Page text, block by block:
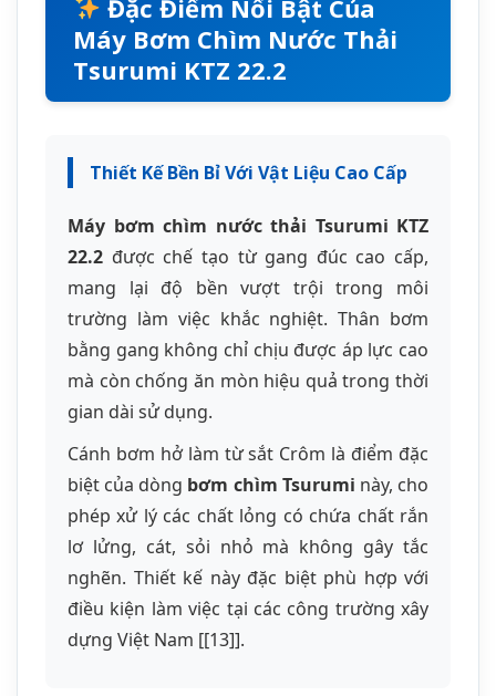
trường làm việc khắc nghiệt. Thân bơm
bằng gang không chỉ chịu được áp lực cao
mà còn chống ăn mòn hiệu quả trong thời
gian dài sử dụng.
biệt của dòngbơm chìm Tsuruminày, cho
lơ lửng, cát, sỏi nhỏ mà không gây tắc
nghẽn. Thiết kế này đặc biệt phù hợp với
điều kiện làm việc tại các công trường xây
dựng Việt Nam [[13]].
Công Nghệ Oil Lifter Độc Quyền
Tsurumi áp dụng công nghệ Oil Lifter độc
quyền, giúp nâng cao hiệu quả làm mát và
bôi trơn động cơ ngay cả khi máy hoạt
động ở độ sâu lớn. Cơ chế này sử dụng lực
ly tâm để đưa dầu bôi trơn đến các vị trí
cần thiết, đảm bảo phớt cơ khí luôn được